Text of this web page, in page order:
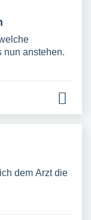
nun anstehen.
dem Arzt die